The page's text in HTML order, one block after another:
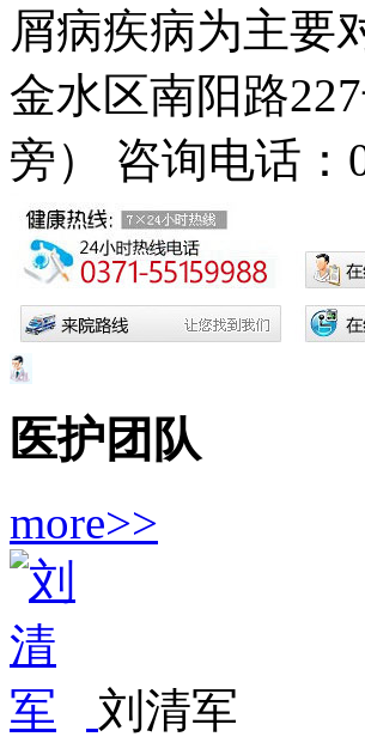
屑病疾病为主要
金水区南阳路
旁）
咨询电话：
医护团队
more>>
刘清军